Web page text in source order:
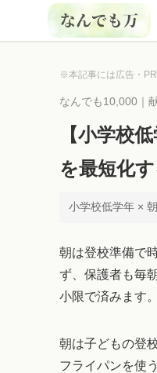
※本記事には広告・PR
なんでも10,000｜
【小学校
を最短化
小学校低学年 ×
朝は登校準備で
ず、保護者も毎
小限で済みます。
朝は子どもの登
フライパンを使